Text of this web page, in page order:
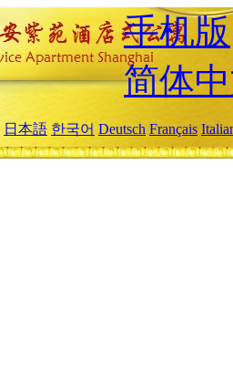
手机版
简体
日本語 한국어 Deutsch Français